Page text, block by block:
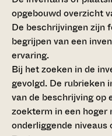
opgebouwd overzicht
De beschrijvingen zijn
begrijpen van een
ervaring.
Bij het zoeken in de
gevolgd. De rubrieken
van de beschrijving op
zoekterm in een hoger
onderliggende niveaus